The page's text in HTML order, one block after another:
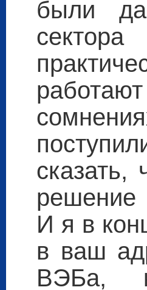
были
решение
И я в
в ваш
ВЭБа,